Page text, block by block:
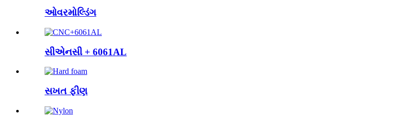
ઓવરમોલ્ડિંગ
સીએનસી + 6061AL
સખત ફીણ